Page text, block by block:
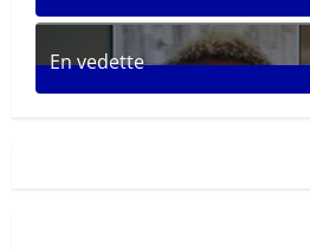
33Posts
En vedette